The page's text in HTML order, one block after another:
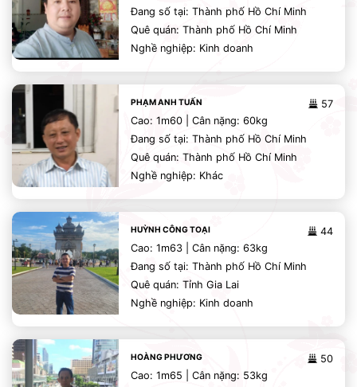
Đang số tại: Thành phố Hồ Chí Minh
Quê quán: Thành phố Hồ Chí Minh
Nghề nghiệp: Kinh doanh
57
PHẠM ANH TUẤN
Cao: 1m60 | Cân nặng: 60kg
Đang số tại: Thành phố Hồ Chí Minh
Quê quán: Thành phố Hồ Chí Minh
Nghề nghiệp: Khác
44
HUỲNH CÔNG TOẠI
Cao: 1m63 | Cân nặng: 63kg
Đang số tại: Thành phố Hồ Chí Minh
Quê quán: Tỉnh Gia Lai
Nghề nghiệp: Kinh doanh
50
HOÀNG PHƯƠNG
Cao: 1m65 | Cân nặng: 53kg